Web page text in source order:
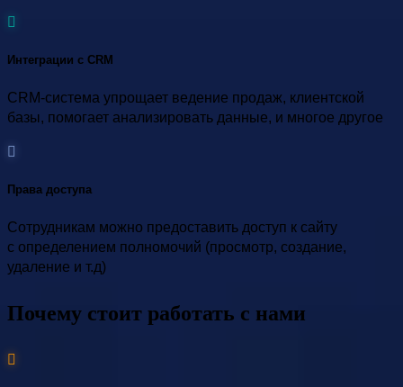
Интеграции с CRM
CRM-система упрощает ведение продаж, клиентской
базы, помогает анализировать данные, и многое другое
Права доступа
Сотрудникам можно предоставить доступ к сайту
с определением полномочий (просмотр, создание,
удаление и т.д)
Почему стоит работать с нами